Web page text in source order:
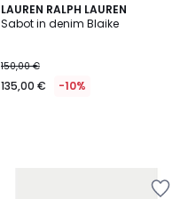
LAUREN RALPH LAUREN
Sabot in denim Blaike
150,00 €
135,00 € -10%